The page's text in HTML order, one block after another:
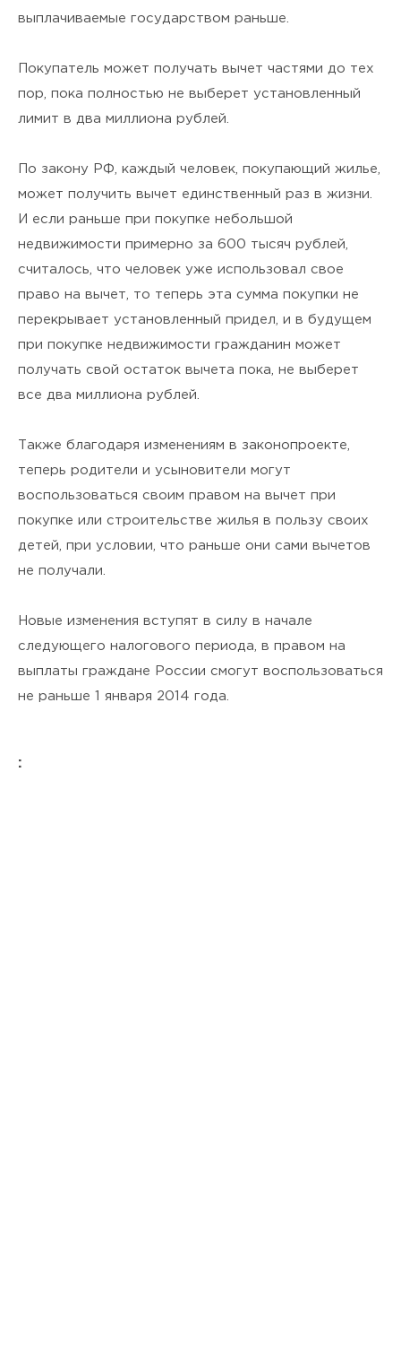
выплачиваемые государством раньше.
Покупатель может получать вычет частями до тех
пор, пока полностью не выберет установленный
лимит в два миллиона рублей.
По закону РФ, каждый человек, покупающий жилье,
может получить вычет единственный раз в жизни.
И если раньше при покупке небольшой
недвижимости примерно за 600 тысяч рублей,
считалось, что человек уже использовал свое
право на вычет, то теперь эта сумма покупки не
перекрывает установленный придел, и в будущем
при покупке недвижимости гражданин может
получать свой остаток вычета пока, не выберет
все два миллиона рублей.
Также благодаря изменениям в законопроекте,
теперь родители и усыновители могут
воспользоваться своим правом на вычет при
покупке или строительстве жилья в пользу своих
детей, при условии, что раньше они сами вычетов
не получали.
Новые изменения вступят в силу в начале
следующего налогового периода, в правом на
выплаты граждане России смогут воспользоваться
не раньше 1 января 2014 года.
: